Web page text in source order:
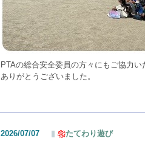
PTAの総合安全委員の方々にもご協力
ありがとうございました。
2026/07/07 たてわり遊び